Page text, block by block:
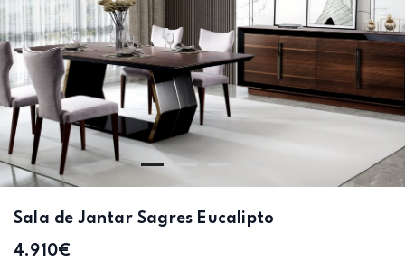
Sala de Jantar Sagres Eucalipto
4.910€